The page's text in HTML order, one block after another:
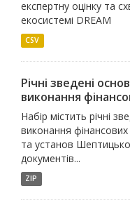
експертну оцінку та
екосистемі DREAM
CSV
Річні зведені
виконання
Набір містить річні
виконання
та установ
документів...
ZIP